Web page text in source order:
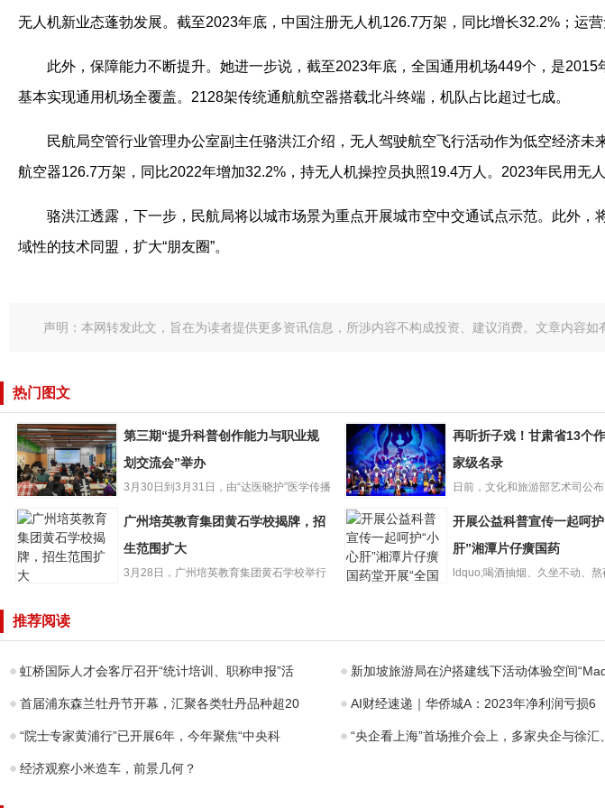
无人机新业态蓬勃发展。截至2023年底，中国注册无人机126.7万架，同比增长32.2%；运
此外，保障能力不断提升。她进一步说，截至2023年底，全国通用机场449个，是
基本实现通用机场全覆盖。2128架传统通航航空器搭载北斗终端，机队占比超过七成。
民航局空管行业管理办公室副主任骆洪江介绍，无人驾驶航空飞行活动作为低空经济
航空器126.7万架，同比2022年增加32.2%，持无人机操控员执照19.4万人。2023年民用无
骆洪江透露，下一步，民航局将以城市场景为重点开展城市空中交通试点示范。此外
域性的技术同盟，扩大“朋友圈”。
声明：本网转发此文，旨在为读者提供更多资讯信息，所渉内容不构成投资、建议消费。文章内容
热门图文
第三期“提升科普
创作能力与职业
规划交流会”举办
第三期“提升科普创作能力与职业规
划交流会”举办
3月30日到3月31日，由“达医晓护”医学传播
再听折子戏！甘
肃省13个作品入
选国家级名录
再听折子戏！甘肃省13个
家级名录
日前，文化和旅游部艺术司公
团黄石学校揭
牌，招生范围扩
广州培英教育集团黄石学校揭牌，招
生范围扩大
3月28日，广州培英教育集团黄石学校举行
药
开展公益科普宣传一起呵
肝”湘潭片仔癀国药
ldquo;喝酒抽烟、久坐不动、
推荐阅读
虹桥国际人才会客厅召开“统计培训、职称申报”活 新加坡旅游局在沪搭建线下活动体验空间
首届浦东森兰牡丹节开幕，汇聚各类牡丹品种超20 AI财经速递｜华侨城A：2023年净利润亏损6
“院士专家黄浦行”已开展6年，今年聚焦“中央科 “央企看上海”首场推介会上，多家央企与徐汇
经济观察小米造车，前景几何？